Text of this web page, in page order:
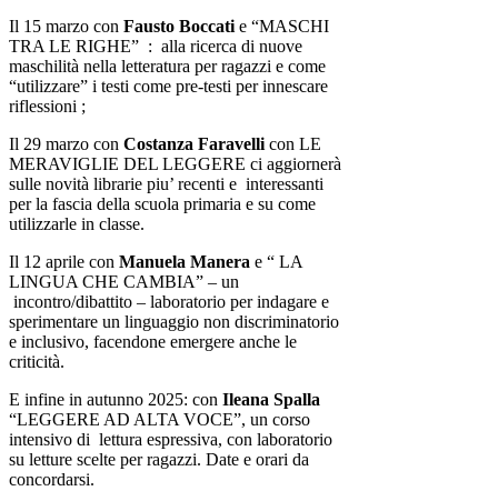
Il 15 marzo con Fausto Boccatie “MASCHI
TRA LE RIGHE” : alla ricerca di nuove
maschilità nella letteratura per ragazzi e come
“utilizzare” i testi come pre-testi per innescare
riflessioni ;
Il 29 marzo con Costanza Faravellicon LE
MERAVIGLIE DEL LEGGERE ci aggiornerà
sulle novità librarie piu’ recenti e interessanti
per la fascia della scuola primaria e su come
utilizzarle in classe.
Il 12 aprile con Manuela Manera e “ LA
LINGUA CHE CAMBIA” – un
incontro/dibattito – laboratorio per indagare e
sperimentare un linguaggio non discriminatorio
e inclusivo, facendone emergere anche le
criticità.
E infine in autunno 2025: con Ileana Spalla
“LEGGERE AD ALTA VOCE”, un corso
intensivo di lettura espressiva, con laboratorio
su letture scelte per ragazzi. Date e orari da
concordarsi.